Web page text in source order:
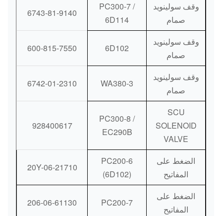
وقف سولينويد
صمام
PC300-7 /
6D114
6743-81-9140
وقف سولينويد
صمام
6D102
600-815-7550
وقف سولينويد
صمام
WA380-3
6742-01-2310
SCU
SOLENOID
VALVE
PC300-8 /
EC290B
928400617
الضغط على
المفاتيح
PC200-6
(6D102)
20Y-06-21710
الضغط على
المفاتيح
PC200-7
206-06-61130